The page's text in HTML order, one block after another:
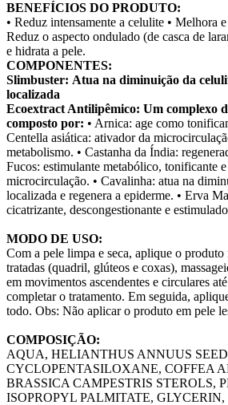
BENEFÍCIOS DO PRODUTO:
• Reduz intensamente a celulite • Melhora
Reduz o aspecto ondulado (de casca de
e hidrata a pele.
COMPONENTES:
Slimbuster: Atua na diminuição da
localizada
Ecoextract Antilipêmico: Um complexo
composto por: • Arnica: age como
Centella asiática: ativador da
metabolismo. • Castanha da Índia:
Fucos: estimulante metabólico, tonificante
microcirculação. • Cavalinha: atua na
localizada e regenera a epiderme. • Erva
cicatrizante, descongestionante e
MODO DE USO:
Com a pele limpa e seca, aplique o produto
tratadas (quadril, glúteos e coxas),
em movimentos ascendentes e circulares
completar o tratamento. Em seguida,
todo. Obs: Não aplicar o produto em pele
COMPOSIÇÃO:
AQUA, HELIANTHUS ANNUUS
CYCLOPENTASILOXANE, COFFEA
BRASSICA CAMPESTRIS STEROLS,
ISOPROPYL PALMITATE,